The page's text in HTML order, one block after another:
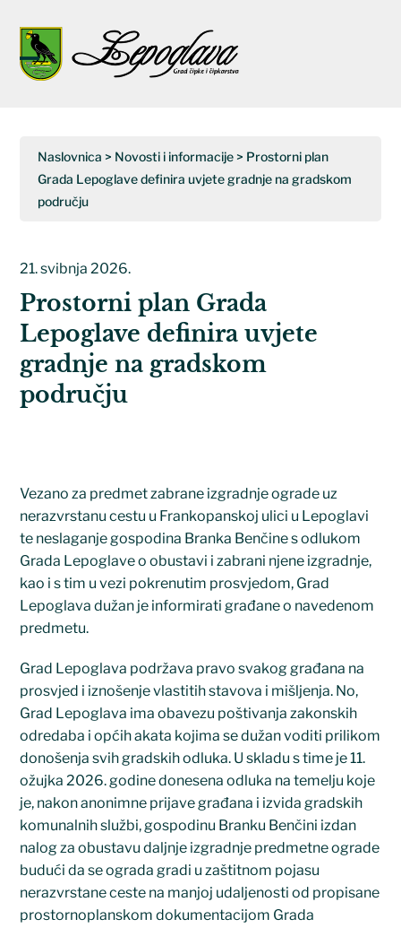
Ova
web
stranica
Open
Close
Naslovnica > Novosti i informacije > Prostorni plan
Grada Lepoglave definira uvjete gradnje na gradskom
području
21. svibnja 2026.
Prostorni plan Grada
Lepoglave definira uvjete
gradnje na gradskom
području
Vezano za predmet zabrane izgradnje ograde uz
nerazvrstanu cestu u Frankopanskoj ulici u Lepoglavi
te neslaganje gospodina Branka Benčine s odlukom
Grada Lepoglave o obustavi i zabrani njene izgradnje,
kao i s tim u vezi pokrenutim prosvjedom, Grad
Lepoglava dužan je informirati građane o navedenom
predmetu.
Grad Lepoglava podržava pravo svakog građana na
prosvjed i iznošenje vlastitih stavova i mišljenja. No,
Grad Lepoglava ima obavezu poštivanja zakonskih
odredaba i općih akata kojima se dužan voditi prilikom
donošenja svih gradskih odluka. U skladu s time je 11.
ožujka 2026. godine donesena odluka na temelju koje
je, nakon anonimne prijave građana i izvida gradskih
komunalnih službi, gospodinu Branku Benčini izdan
nalog za obustavu daljnje izgradnje predmetne ograde
budući da se ograda gradi u zaštitnom pojasu
nerazvrstane ceste na manjoj udaljenosti od propisane
prostornoplanskom dokumentacijom Grada